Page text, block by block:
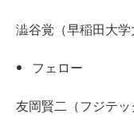
澁谷覚（早稲田大学
フェロー
友岡賢二（フジテ